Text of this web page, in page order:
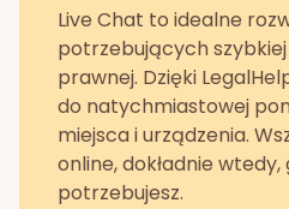
Live Chat to idealne
potrzebujących
prawnej. Dzięki
do natychmiastowej
miejsca i urządzenia.
online, dokładnie
potrzebujesz.